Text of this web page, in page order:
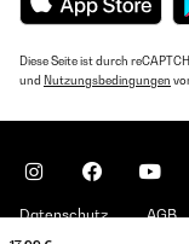
Diese Seite ist durch
und Nutzungsbedingungen
Datenschutz AGB